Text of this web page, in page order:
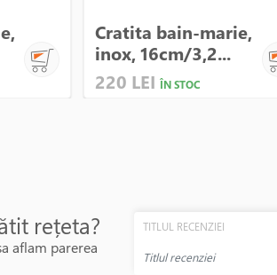
Cratita bain-marie,
inox, 16cm/3,2...
220 LEI ÎN STOC
rețeta?
aflam parerea
TITLUL RECENZIEI